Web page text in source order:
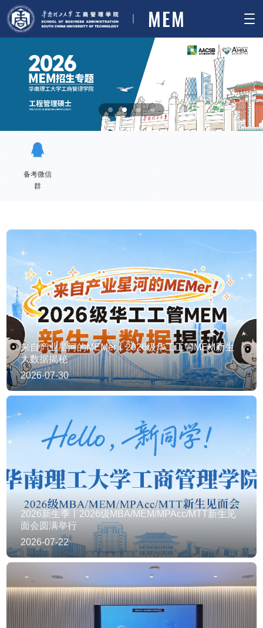
MEM
备考微信
群
来自产业星河的MEMer丨2026级华工工管MEM新生
大数据揭秘
2026-07-30
2026新生季丨2026级MBA/MEM/MPAcc/MTT新生见
面会圆满举行
2026-07-22